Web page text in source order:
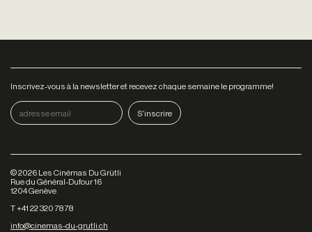
Inscrivez-vous à la newsletter et recevez chaque semaine le programme!
©2026 Les Cinémas Du Grütli
Rue du Général-Dufour 16
1204 Genève
T +41 22 320 78 78
info@cinemas-du-grutli.ch